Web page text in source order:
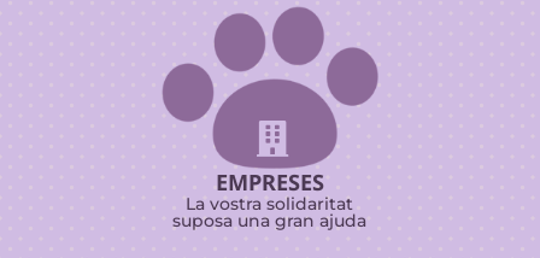

EMPRESES
La vostra solidaritat
suposa una gran ajuda